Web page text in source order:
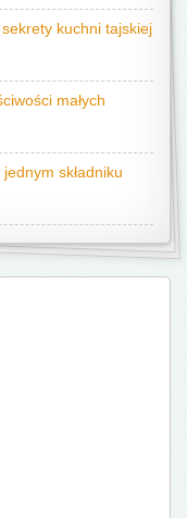
kuchni tajskiej
małych
składniku